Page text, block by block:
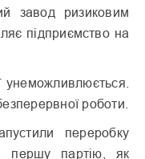
завод ризиковим
підприємство на
унеможливлюється.
роботи.
переробку
першу партію, як